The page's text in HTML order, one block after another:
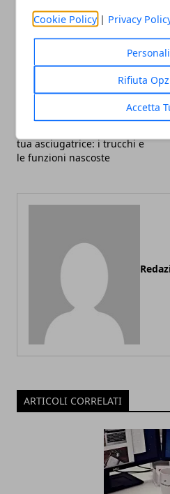
Cookie Policy | Privacy
Rifiuta
Accetta
Facebook
TwitterWhatsapp
tua asciugatrice: i trucchi e
le funzioni nascoste
ARTICOLI CORRELATI